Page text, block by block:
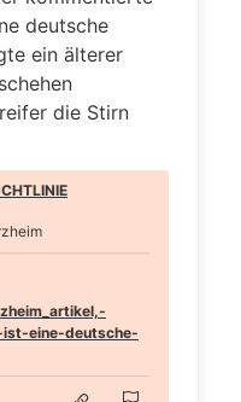
deutsche
ein älterer
die Stirn
eine-deutsche-